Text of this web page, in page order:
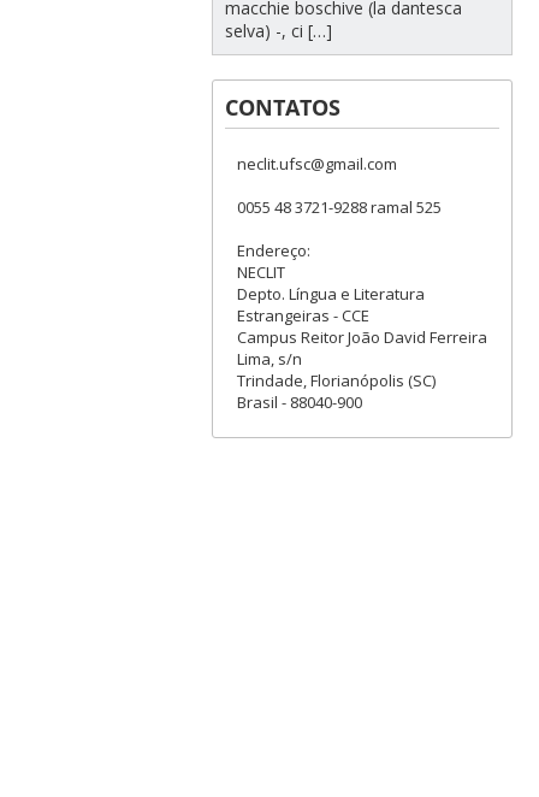
macchie boschive (la dantesca
selva) -, ci […]
CONTATOS
neclit.ufsc@gmail.com
0055 48 3721-9288 ramal 525
Endereço:
NECLIT
Depto. Língua e Literatura
Estrangeiras - CCE
Campus Reitor João David Ferreira
Lima, s/n
Trindade, Florianópolis (SC)
Brasil - 88040-900